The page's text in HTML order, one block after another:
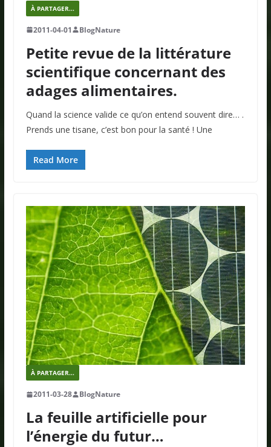
À PARTAGER...
2011-04-01 BlogNature
Petite revue de la littérature
scientifique concernant des
adages alimentaires.
Quand la science valide ce qu’on entend souvent dire… .
Prends une tisane, c’est bon pour la santé ! Une
Read More
À PARTAGER...
2011-03-28 BlogNature
La feuille artificielle pour
l’énergie du futur…